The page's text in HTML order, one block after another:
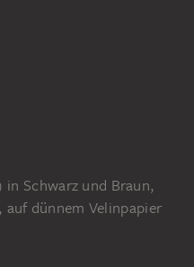
Schwarz und Braun,
dünnem Velinpapier